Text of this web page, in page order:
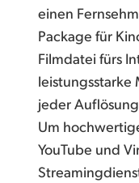
einen
Package für
Filmdatei fürs
leistungsstarke
jeder
Um
YouTube und